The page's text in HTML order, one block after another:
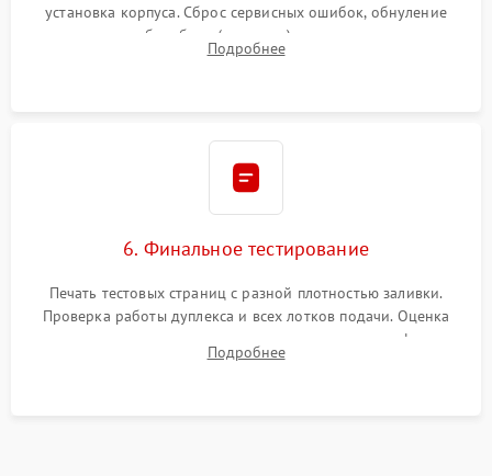
установка корпуса. Сброс сервисных ошибок, обнуление
счетчиков абсорбера (памперса) или узла переноса,
обновление прошивки и программная калибровка аппарата.
Подробнее
6. Финальное тестирование
Печать тестовых страниц с разной плотностью заливки.
Проверка работы дуплекса и всех лотков подачи. Оценка
качества запекания тонера и полное отсутствие дефектов
изображения перед выдачей готового устройства.
Подробнее